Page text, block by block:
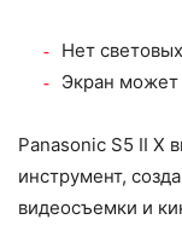
Нет
Экран может
Panasonic S5 II X
инструмент,
видеосъемки и